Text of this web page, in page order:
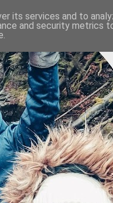
its services and to
and security metrics